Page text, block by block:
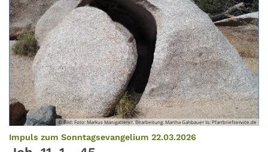
© Bild: Foto: Markus Manigatterer, Bearbeitung: Martha Gahbauer In: Pfarrbriefservice.de
Impuls zum Sonntagsevangelium 22.03.2026